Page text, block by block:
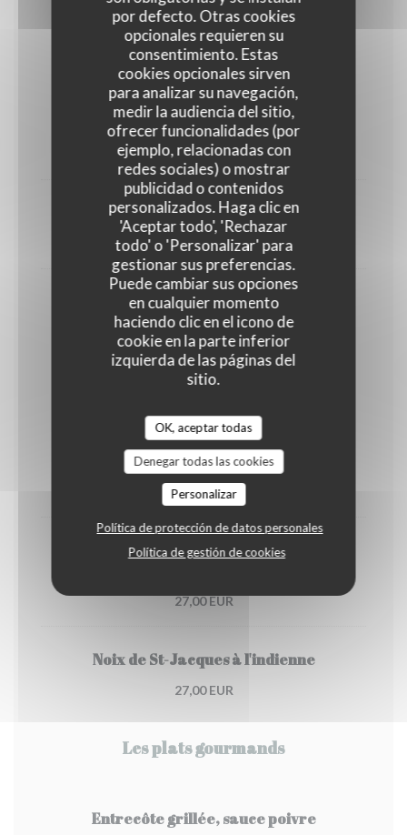
por defecto. Otras cookies
opcionales requieren su
consentimiento. Estas
cookies opcionales sirven
para analizar su navegación,
medir la audiencia del sitio,
ofrecer funcionalidades (por
ejemplo, relacionadas con
redes sociales) o mostrar
publicidad o contenidos
personalizados. Haga clic en
'Aceptar todo', 'Rechazar
todo' o 'Personalizar' para
gestionar sus preferencias.
Puede cambiar sus opciones
en cualquier momento
haciendo clic en el icono de
cookie en la parte inferior
izquierda de las páginas del
sitio.
OK, aceptar todas
Denegar todas las cookies
Personalizar
Política de protección de datos personales
Política de gestión de cookies
Les suggestions végétariennes
Croustillant de chèvre et son filet de miel
13,00 EUR
La tarte à l'oignon
12,00 EUR
Burger Végétarien
13,00 EUR
Les poissons
Filet de saumon frais à l'oseille
21,00 EUR
Noix de St-Jacques à la provençale
27,00 EUR
Noix de St-Jacques à l'indienne
27,00 EUR
Les plats gourmands
Entrecôte grillée, sauce poivre